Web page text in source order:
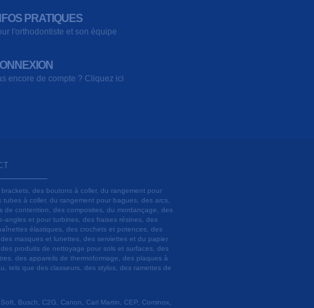
PRATIQUES
l'orthodontiste et son équipe
encore de compte ? Cliquez ici
des boutons à coller, du rangement pour
à coller, du rangement pour bagues, des arcs,
de contention, des composites, du mordançage, des
angles et pour turbines, des fraises résines, des
élastiques, des crochets et potences, des
masques et lunettes, des serviettes et du papier
produits de nettoyage pour sols et surfaces, des
des appareils de thermoformage, des plaques à
tels que des classeurs, des stylos, des ramettes de
Busch, C2G, Canon, Carl Martin, CEP, Cominox,